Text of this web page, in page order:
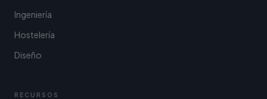
Ingeniería
Hostelería
Diseño
RECURSOS